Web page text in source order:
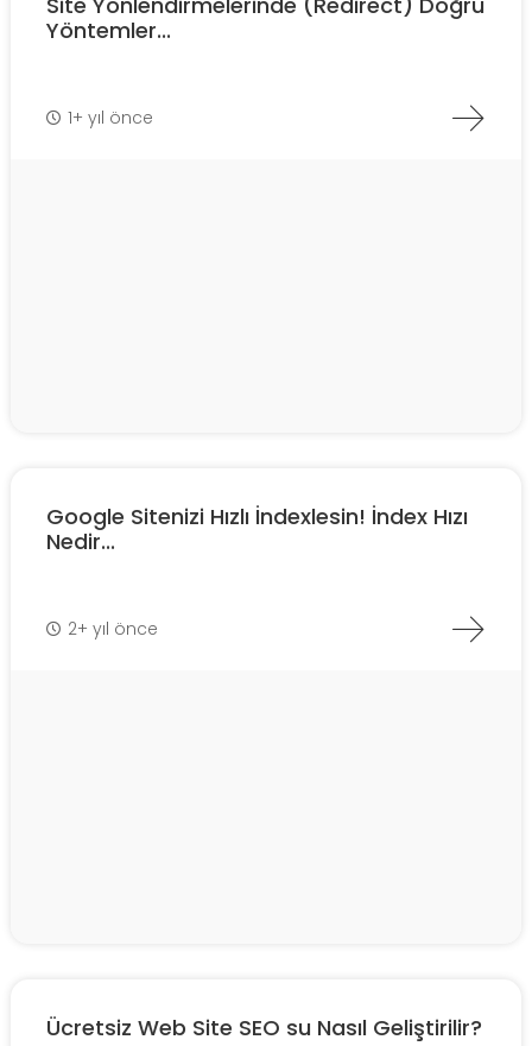
Yöntemler...
1+ yıl önce
Google Sitenizi Hızlı İndexlesin! İndex Hızı
Nedir...
2+ yıl önce
Ücretsiz Web Site SEO su Nasıl Geliştirilir?